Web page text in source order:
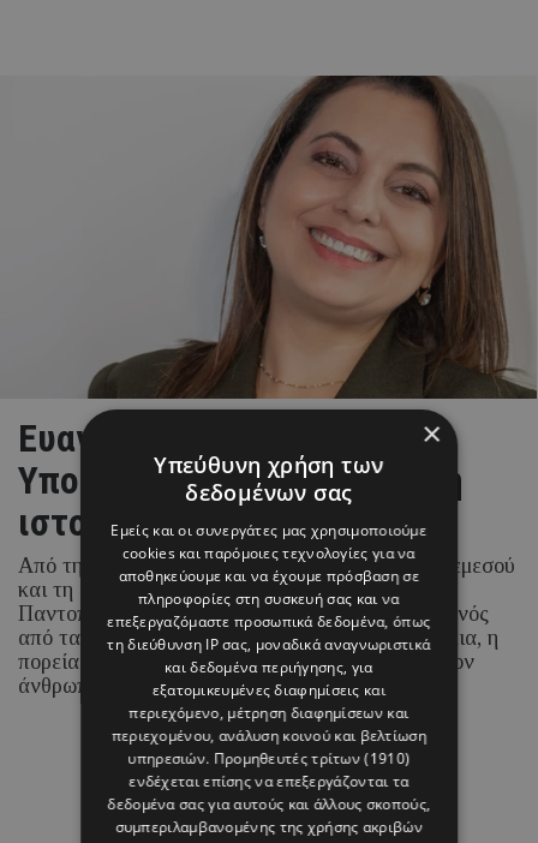
Ευανθία Τσολάκη: Η νέα
Υπουργός Μεταφορών και η
ιστορία της αναδοχής
Από την κοινωνική δράση στους δρόμους της Λεμεσού
και τη δημιουργία του πρώτου Κοινωνικού
Παντοπωλείου της Κύπρου μέχρι την ανάληψη ενός
από τα πιο απαιτητικά κυβερνητικά χαρτοφυλάκια, η
πορεία της νέας Υπουργού έχει στο επίκεντρο τον
άνθρωπο.
05 ΑΥΓΟΥΣΤΟΥ 26 - 15:14
Μαρία Καραμάνου
×
Υπεύθυνη χρήση των
δεδομένων σας
Εμείς και οι συνεργάτες μας χρησιμοποιούμε
cookies και παρόμοιες τεχνολογίες για να
αποθηκεύουμε και να έχουμε πρόσβαση σε
πληροφορίες στη συσκευή σας και να
επεξεργαζόμαστε προσωπικά δεδομένα, όπως
τη διεύθυνση IP σας, μοναδικά αναγνωριστικά
και δεδομένα περιήγησης, για
εξατομικευμένες διαφημίσεις και
περιεχόμενο, μέτρηση διαφημίσεων και
περιεχομένου, ανάλυση κοινού και βελτίωση
υπηρεσιών. Προμηθευτές τρίτων (1910)
ενδέχεται επίσης να επεξεργάζονται τα
δεδομένα σας για αυτούς και άλλους σκοπούς,
συμπεριλαμβανομένης της χρήσης ακριβών